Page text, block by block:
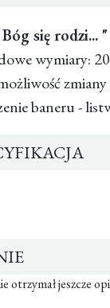
się rodzi... "
wymiary:
baneru -
otrzymał jeszcze